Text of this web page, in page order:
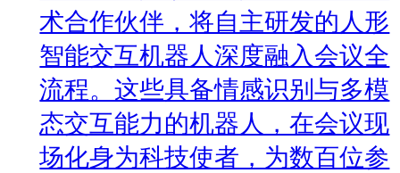
术合作伙伴，将自主研发的人形
智能交互机器人深度融入会议全
流程。这些具备情感识别与多模
态交互能力的机器人，在会议现
场化身为科技使者，为数百位参